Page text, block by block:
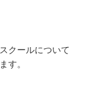
クールについて
す。